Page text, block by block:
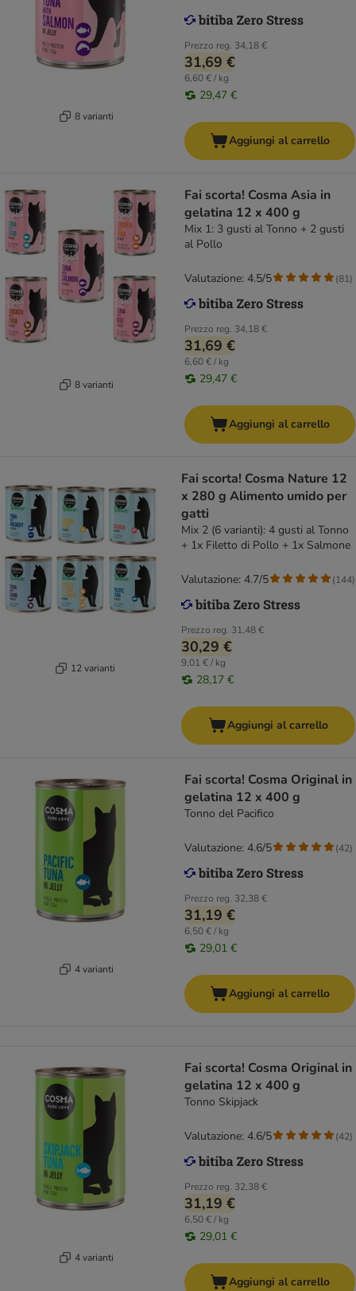
8 varianti
Prezzo reg. 34,18 €
31,69 €
6,60 € / kg
29,47 €
Aggiungi al carrello
8 varianti
Fai scorta! Cosma Asia in
gelatina 12 x 400 g
Mix 1: 3 gusti al Tonno + 2 gusti
al Pollo
Prezzo reg. 34,18 €
31,69 €
6,60 € / kg
29,47 €
Valutazione: 4.5/5 (81)
Aggiungi al carrello
12 varianti
Fai scorta! Cosma Nature 12
x 280 g Alimento umido per
gatti
Mix 2 (6 varianti): 4 gusti al Tonno
+ 1x Filetto di Pollo + 1x Salmone
Prezzo reg. 31,48 €
30,29 €
9,01 € / kg
28,17 €
Valutazione: 4.7/5 (144)
Aggiungi al carrello
4 varianti
Fai scorta! Cosma Original in
gelatina 12 x 400 g
Tonno del Pacifico
Prezzo reg. 32,38 €
31,19 €
6,50 € / kg
29,01 €
Valutazione: 4.6/5 (42)
Aggiungi al carrello
4 varianti
Fai scorta! Cosma Original in
gelatina 12 x 400 g
Tonno Skipjack
Prezzo reg. 32,38 €
31,19 €
6,50 € / kg
29,01 €
Valutazione: 4.6/5 (42)
Aggiungi al carrello